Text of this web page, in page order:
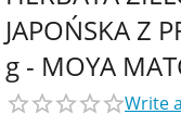
JAPOŃSKA Z
g - MOYA
Write